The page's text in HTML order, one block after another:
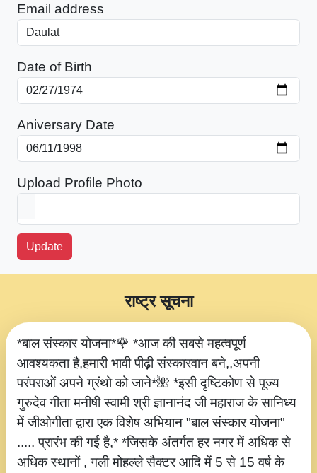
Email address
Date of Birth
Aniversary Date
Upload Profile Photo
Update
*बाल संस्कार योजना*🌹 *आज की सबसे महत्वपूर्ण
आवश्यकता है,हमारी भावी पीढ़ी संस्कारवान बने,,अपनी
परंपराओं अपने ग्रंथो को जाने*🌺 *इसी दृष्टिकोण से पूज्य
गुरुदेव गीता मनीषी स्वामी श्री ज्ञानानंद जी महाराज के सानिध्य
में जीओगीता द्वारा एक विशेष अभियान "बाल संस्कार योजना"
..... प्रारंभ की गई है,* *जिसके अंतर्गत हर नगर में अधिक से
अधिक स्थानों , गली मोहल्ले सैक्टर आदि में 5 से 15 वर्ष के
राष्ट्र सूचना